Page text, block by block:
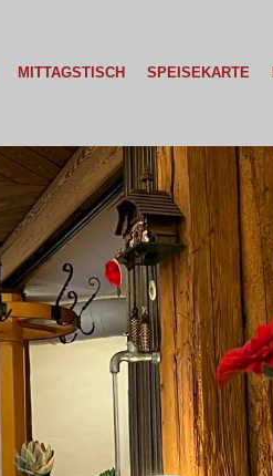
MITTAGSTISCH SPEISEKARTE